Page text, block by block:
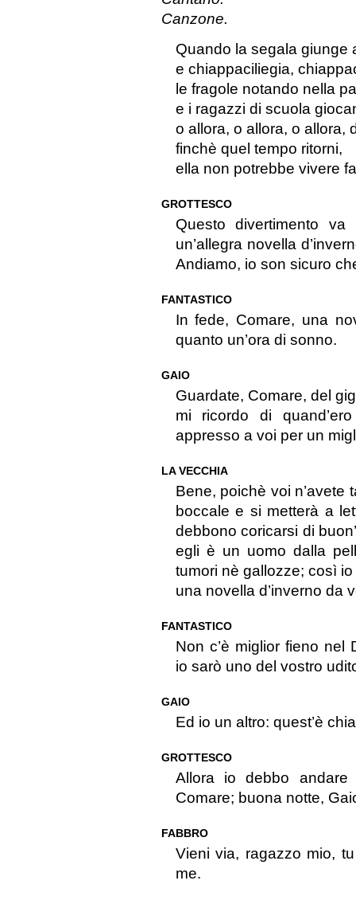
Canzone.
Quando la segala giunge
e chiappaciliegia,
le fragole notando nella
e i ragazzi di scuola
o allora, o allora, o allora,
finchè quel tempo ritorni,
ella non potrebbe vivere
GROTTESCO
Questo divertimento
un’allegra novella
Andiamo, io son sicuro
FANTASTICO
In fede, Comare, una
quanto un’ora di sonno.
GAIO
Guardate, Comare, del
mi ricordo di
appresso a voi per un
LA VECCHIA
Bene, poichè voi n’avete
boccale e si metterà a
debbono coricarsi di
egli è un uomo dalla
tumori nè gallozze; così
una novella d’inverno da
FANTASTICO
Non c’è miglior fieno nel
io sarò uno del vostro
GAIO
Ed io un altro: quest’è
GROTTESCO
Allora io debbo
Comare; buona notte,
FABBRO
Vieni via, ragazzo mio,
me.